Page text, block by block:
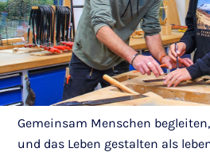
Gemeinsam Menschen
und das Leben gestalten als